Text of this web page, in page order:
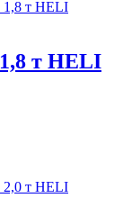
т HELI